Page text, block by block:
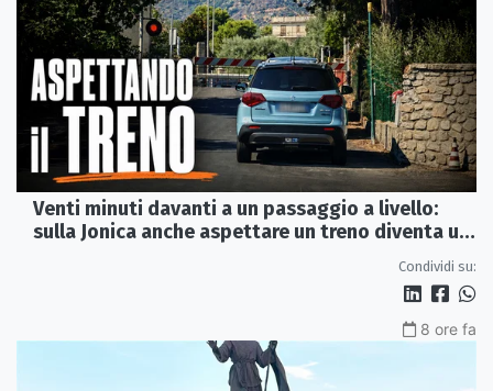
Venti minuti davanti a un passaggio a livello:
sulla Jonica anche aspettare un treno diventa un
Condividi su:
8 ore fa